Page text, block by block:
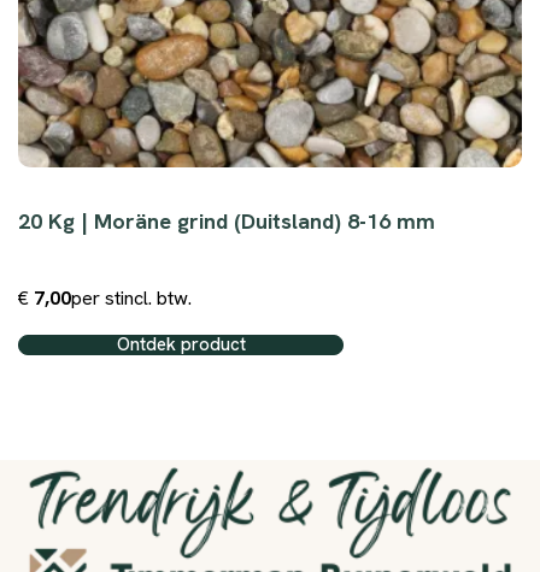
20 Kg | Moräne grind (Duitsland) 8-16 mm
€ 7,00per stincl. btw.
Ontdek product